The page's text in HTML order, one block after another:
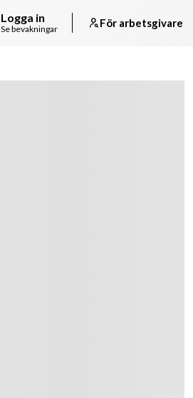
Logga in
Se bevakningar För arbetsgivare